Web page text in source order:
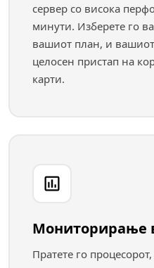
сервер со висока
минути. Изберете го
вашиот план, и вашиот
целосен пристап на
карти.
Мониторирање
Пратете го